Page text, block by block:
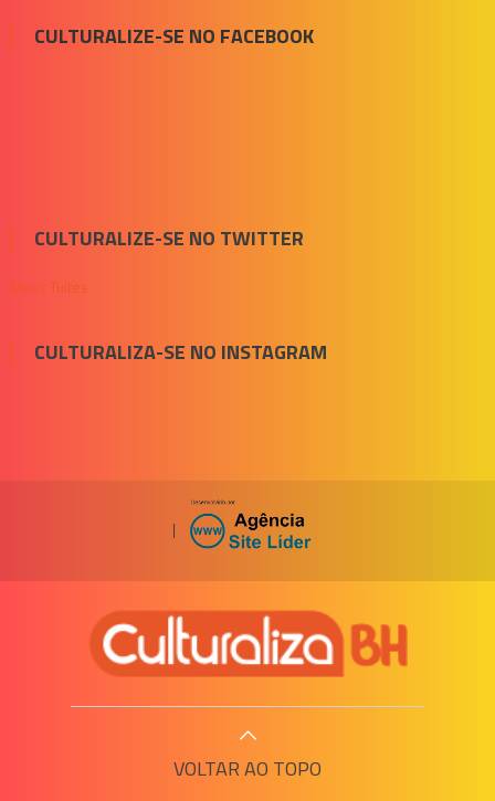
CULTURALIZE-SE NO FACEBOOK
CULTURALIZE-SE NO TWITTER
Meus Tuítes
CULTURALIZA-SE NO INSTAGRAM
|
VOLTAR AO TOPO